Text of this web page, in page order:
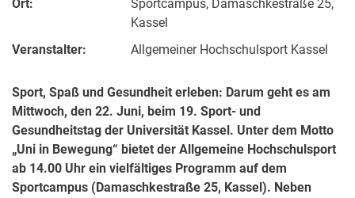
Ort:
Sportcampus, Damaschkestraße 25,
Kassel
Veranstalter:
Allgemeiner Hochschulsport Kassel
Sport, Spaß und Gesundheit erleben: Darum geht es am
Mittwoch, den 22. Juni, beim 19. Sport- und
Gesundheitstag der Universität Kassel. Unter dem Motto
„Uni in Bewegung“ bietet der Allgemeine Hochschulsport
ab 14.00 Uhr ein vielfältiges Programm auf dem
Sportcampus (Damaschkestraße 25, Kassel). Neben